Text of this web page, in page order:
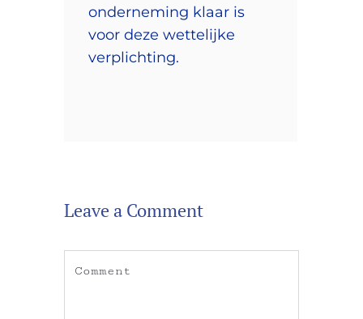
onderneming klaar is
voor deze wettelijke
verplichting.
Leave a Comment